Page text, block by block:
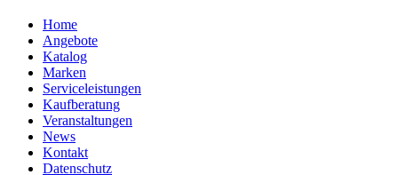
Home
Angebote
Katalog
Marken
Serviceleistungen
Kaufberatung
Veranstaltungen
News
Kontakt
Datenschutz